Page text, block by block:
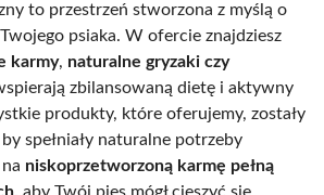
to przestrzeń stworzona z myślą o
psiaka. W ofercie znajdziesz
karmy, naturalne gryzaki czy
zbilansowaną dietę i aktywny
produkty, które oferujemy, zostały
by spełniały naturalne potrzeby
niskoprzetworzoną karmę pełną